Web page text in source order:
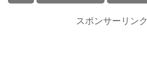
スポンサーリンク